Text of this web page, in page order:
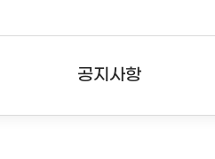
공지사항